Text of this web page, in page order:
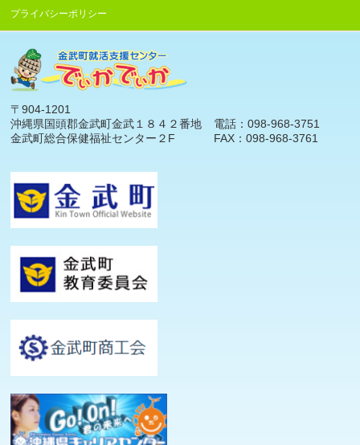
プライバシーポリシー
〒904-1201
沖縄県国頭郡金武町金武１８４２番地
金武町総合保健福祉センター２F
電話：098-968-3751
FAX：098-968-3761